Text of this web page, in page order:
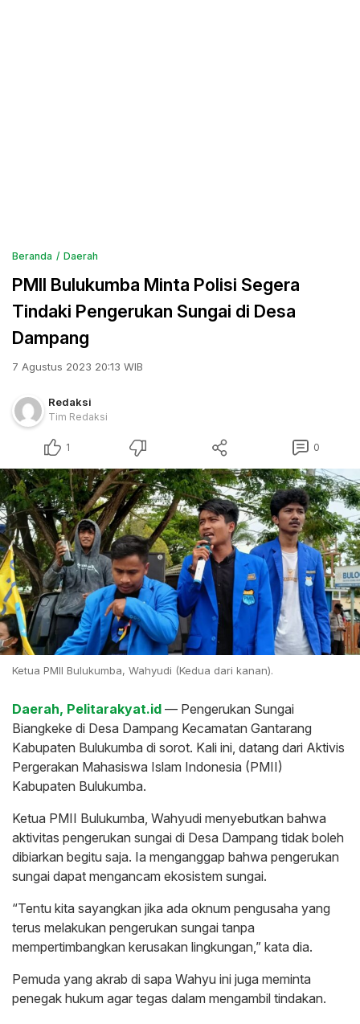
Beranda Daerah
PMII Bulukumba Minta Polisi Segera
Tindaki Pengerukan Sungai di Desa
Dampang
7 Agustus 2023 20:13 WIB
Redaksi
Tim Redaksi
1 0
Ketua PMII Bulukumba, Wahyudi (Kedua dari kanan).
Daerah, Pelitarakyat.id — Pengerukan Sungai
Biangkeke di Desa Dampang Kecamatan Gantarang
Kabupaten Bulukumba di sorot. Kali ini, datang dari Aktivis
Pergerakan Mahasiswa Islam Indonesia (PMII)
Kabupaten Bulukumba.
Ketua PMII Bulukumba, Wahyudi menyebutkan bahwa
aktivitas pengerukan sungai di Desa Dampang tidak boleh
dibiarkan begitu saja. Ia menganggap bahwa pengerukan
sungai dapat mengancam ekosistem sungai.
“Tentu kita sayangkan jika ada oknum pengusaha yang
terus melakukan pengerukan sungai tanpa
mempertimbangkan kerusakan lingkungan,” kata dia.
Pemuda yang akrab di sapa Wahyu ini juga meminta
penegak hukum agar tegas dalam mengambil tindakan.